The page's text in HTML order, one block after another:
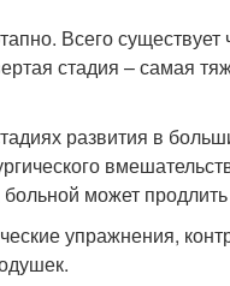
Всего
стадия – самая
развития в
может
упражнения,